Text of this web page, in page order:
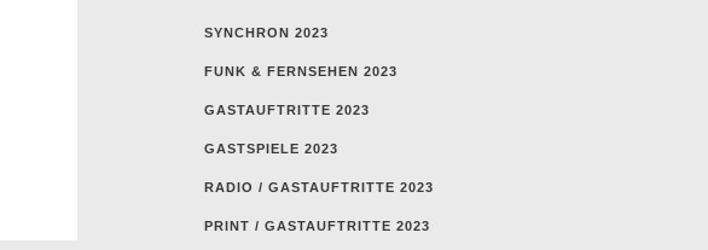
SYNCHRON 2023
FUNK & FERNSEHEN 2023
GASTAUFTRITTE 2023
GASTSPIELE 2023
RADIO / GASTAUFTRITTE 2023
PRINT / GASTAUFTRITTE 2023